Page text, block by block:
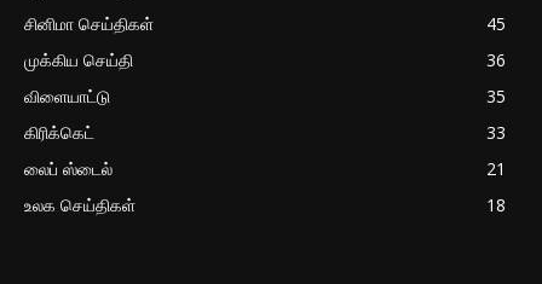
சினிமா செய்திகள்
45
முக்கிய செய்தி
36
விளையாட்டு
35
கிரிக்கெட்
33
லைப் ஸ்டைல்
21
உலக செய்திகள்
18